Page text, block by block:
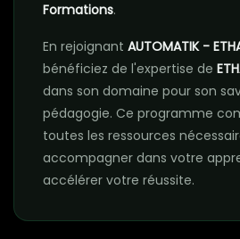
Formations.
En rejoignant AUTOMATIK -
bénéficiez de l'expertise de
dans son domaine pour son
pédagogie. Ce programme
toutes les ressources
accompagner dans votre
accélérer votre réussite.